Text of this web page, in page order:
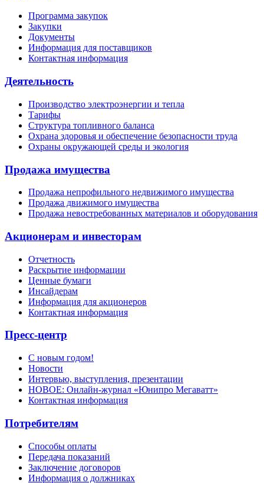
Программа закупок
Закупки
Документы
Информация для поставщиков
Контактная информация
Деятельность
Производство электроэнергии и тепла
Тарифы
Структура топливного баланса
Охрана здоровья и обеспечение безопасности труда
Охраны окружающей среды и экология
Продажа имущества
Продажа непрофильного недвижимого имущества
Продажа движимого имущества
Продажа невостребованных материалов и оборудования
Акционерам и инвесторам
Отчетность
Раскрытие информации
Ценные бумаги
Инсайдерам
Информация для акционеров
Контактная информация
Пресс-центр
С новым годом!
Новости
Интервью, выступления, презентации
НОВОЕ: Онлайн-журнал «Юнипро Мегаватт»
Контактная информация
Потребителям
Способы оплаты
Передача показаний
Заключение договоров
Информация о должниках